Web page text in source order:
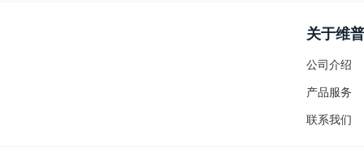
关于维普
公司介绍
产品服务
联系我们